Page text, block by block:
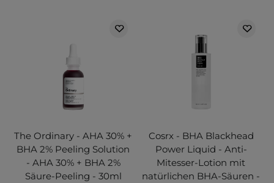
The Ordinary - AHA 30% +
BHA 2% Peeling Solution
- AHA 30% + BHA 2%
Säure-Peeling - 30ml
Cosrx - BHA Blackhead
Power Liquid - Anti-
Mitesser-Lotion mit
natürlichen BHA-Säuren -